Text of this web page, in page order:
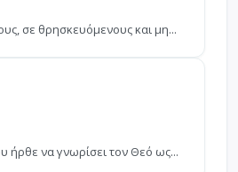
σε θρησκευόμενους και μη...
ήρθε να γνωρίσει τον Θεό ως...